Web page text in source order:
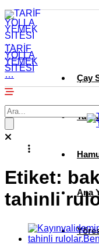
TARİF
YOLLA
YEMEK
SİTESİ
… Çay
Ana
Etiket:
tahinli